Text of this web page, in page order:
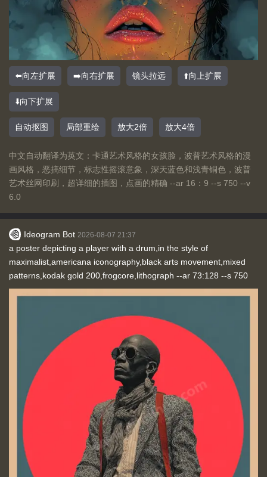
⬅️向左扩展 ➡️向右扩展 镜头拉远 ⬆️向上扩展
⬇️向下扩展
自动抠图 局部重绘 放大2倍 放大4倍
中文自动翻译为英文：卡通艺术风格的女孩脸，波普艺术风格的漫
画风格，恶搞细节，标志性摇滚意象，深天蓝色和浅青铜色，波普
艺术丝网印刷，超详细的插图，点画的精确 --ar 16：9 --s 750 --v
6.0
Ideogram Bot 2026-08-07 21:37
a poster depicting a player with a drum,in the style of
maximalist,americana iconography,black arts movement,mixed
patterns,kodak gold 200,frogcore,lithograph --ar 73:128 --s 750